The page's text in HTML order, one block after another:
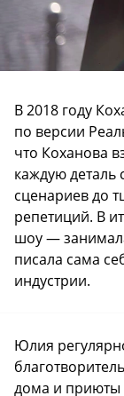
В 2018 году
по версии
что Коханова
каждую деталь
сценариев до
репетиций. В
шоу —
писала сама
индустрии.
Юлия
дома и приюты